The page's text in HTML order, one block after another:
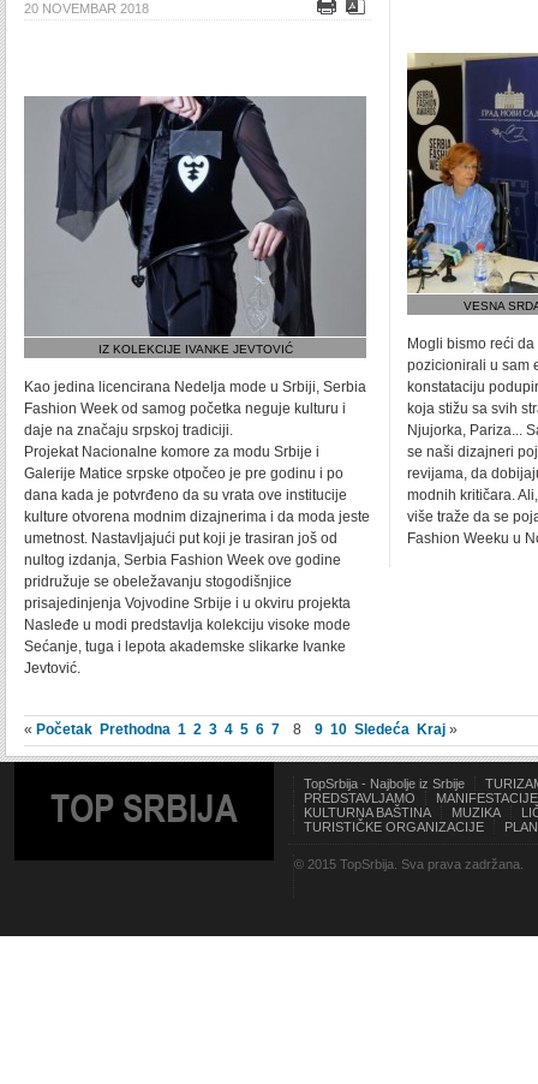
20 NOVEMBAR 2018
IZ KOLEKCIJE IVANKE JEVTOVIĆ
Kao jedina licencirana Nedelja mode u Srbiji, Serbia
Fashion Week od samog početka neguje kulturu i
daje na značaju srpskoj tradiciji.
Projekat Nacionalne komore za modu Srbije i
Galerije Matice srpske otpočeo je pre godinu i po
dana kada je potvrđeno da su vrata ove institucije
kulture otvorena modnim dizajnerima i da moda jeste
umetnost. Nastavljajući put koji je trasiran još od
nultog izdanja, Serbia Fashion Week ove godine
pridružuje se obeležavanju stogodišnjice
prisajedinjenja Vojvodine Srbije i u okviru projekta
Nasleđe u modi predstavlja kolekciju visoke mode
Sećanje, tuga i lepota akademske slikarke Ivanke
Jevtović.
VESNA
Mogli bismo reći
pozicionirali u sam
konstataciju
koja stižu sa svih
Njujorka, Pariza...
se naši dizajneri
revijama, da
modnih kritičara.
više traže da se
Fashion Weeku u
« Početak Prethodna 1 2 3 4 5 6 7 8 9 10 Sledeća Kraj »
TOP SRBIJA
TopSrbija - Najbolje iz Srbije
PREDSTAVLJAMO
MANIFESTACIJE
KULTURNA BAŠTINA
MUZIKA
TURISTIČKE ORGANIZACIJE
© 2015 TopSrbija. Sva prava zadržana.